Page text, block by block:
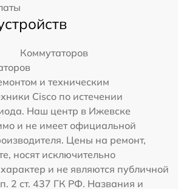
Коммутаторов
и техническим
Cisco по истечении
Наш центр в Ижевске
и не имеет официальной
Цены на ремонт,
носят исключительно
и не являются публичной
2 ст. 437 ГК РФ. Названия и